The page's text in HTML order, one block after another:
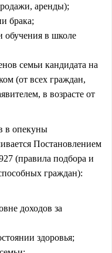
аренды);
брака;
обучения в школе
семьи кандидата на
(от всех граждан,
в возрасте от
в опекуны
Постановлением
(правила подбора и
граждан):
доходов за
здоровья;